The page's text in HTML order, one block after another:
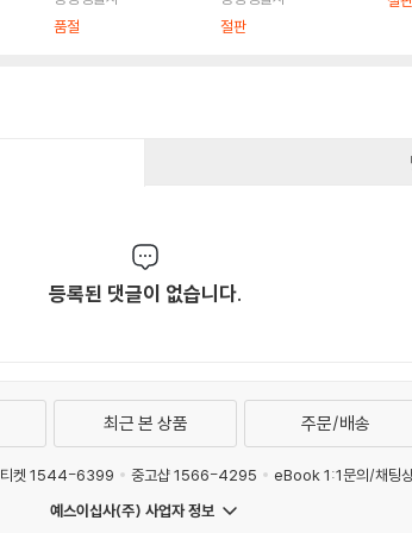
품절
절판
등록된 댓글이 없습니다.
최근 본 상품 주문/배송
티켓 1544-6399 중고샵 1566-4295
eBook 1:1문의/채팅
예스이십사(주) 사업자 정보